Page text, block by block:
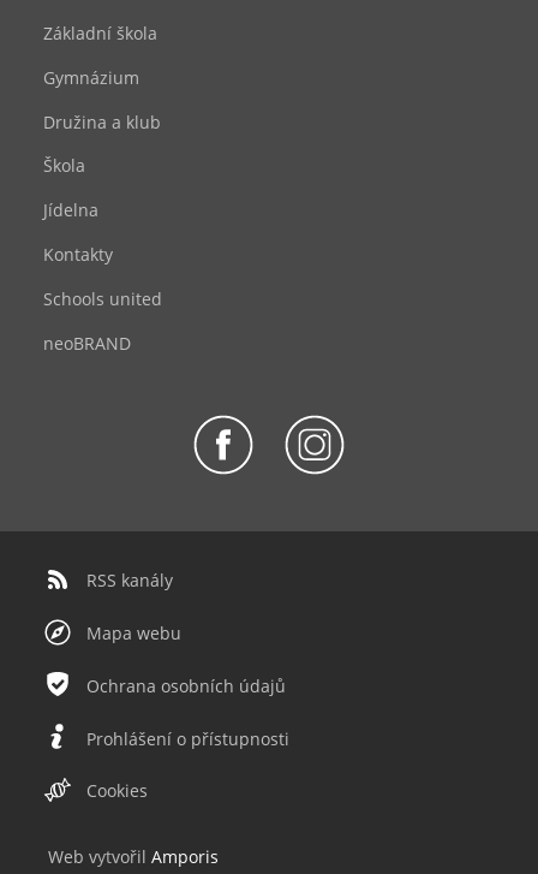
Základní škola
Gymnázium
Družina a klub
Škola
Jídelna
Kontakty
Schools united
neoBRAND
RSS kanály
Mapa webu
Ochrana osobních údajů
Prohlášení o přístupnosti
Cookies
Web vytvořil Amporis